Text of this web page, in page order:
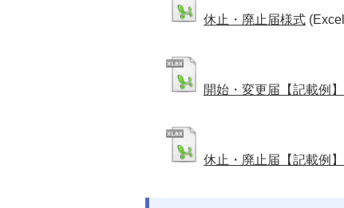
休止・廃止届様式
開始・変更届【記載例】
休止・廃止届【記載例】